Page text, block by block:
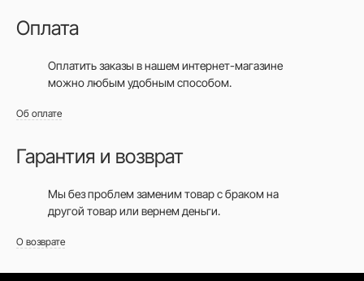
Оплата
Оплатить заказы в нашем интернет-магазине
можно любым удобным способом.
Об оплате
Гарантия и возврат
Мы без проблем заменим товар с браком на
другой товар или вернем деньги.
О возврате